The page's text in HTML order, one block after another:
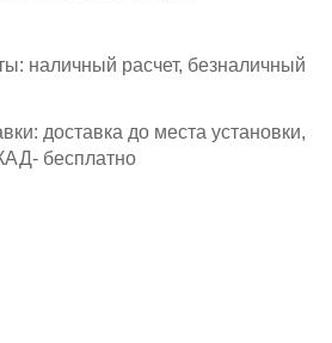
наличный расчет, безналичный
доставка до места установки,
бесплатно